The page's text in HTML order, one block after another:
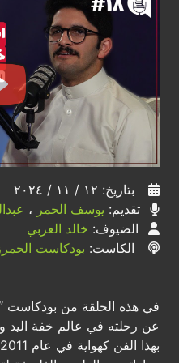
بتاريخ: ١٢ / ١١ / ٢٠٢٤
تقديم: يوسف الحمر ،
الضيوف: خالد العربي
الكاست: بودكاست الحمرز
في هذه الحلقة من بودكاست
عن رحلته في عالم خفة